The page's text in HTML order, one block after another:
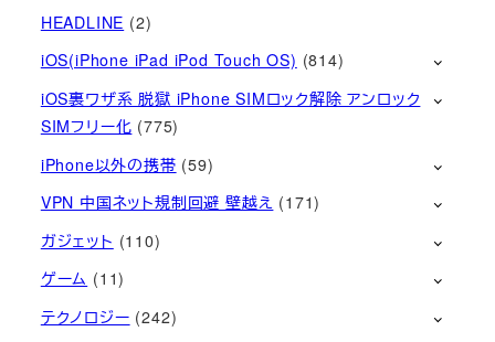
HEADLINE (2)
iOS(iPhone iPad iPod Touch OS) (814)
iOS裏ワザ系 脱獄 iPhone SIMロック解除 アンロック
SIMフリー化 (775)
iPhone以外の携帯 (59)
VPN 中国ネット規制回避 壁越え (171)
ガジェット (110)
ゲーム (11)
テクノロジー (242)